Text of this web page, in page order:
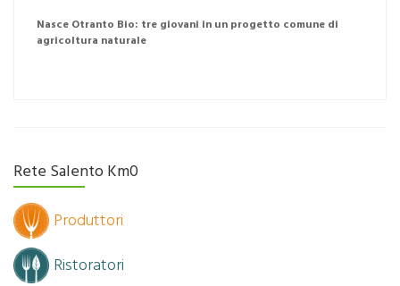
Nasce Otranto Bio: tre giovani in un progetto comune di
agricoltura naturale
Rete Salento Km0
Produttori
Ristoratori